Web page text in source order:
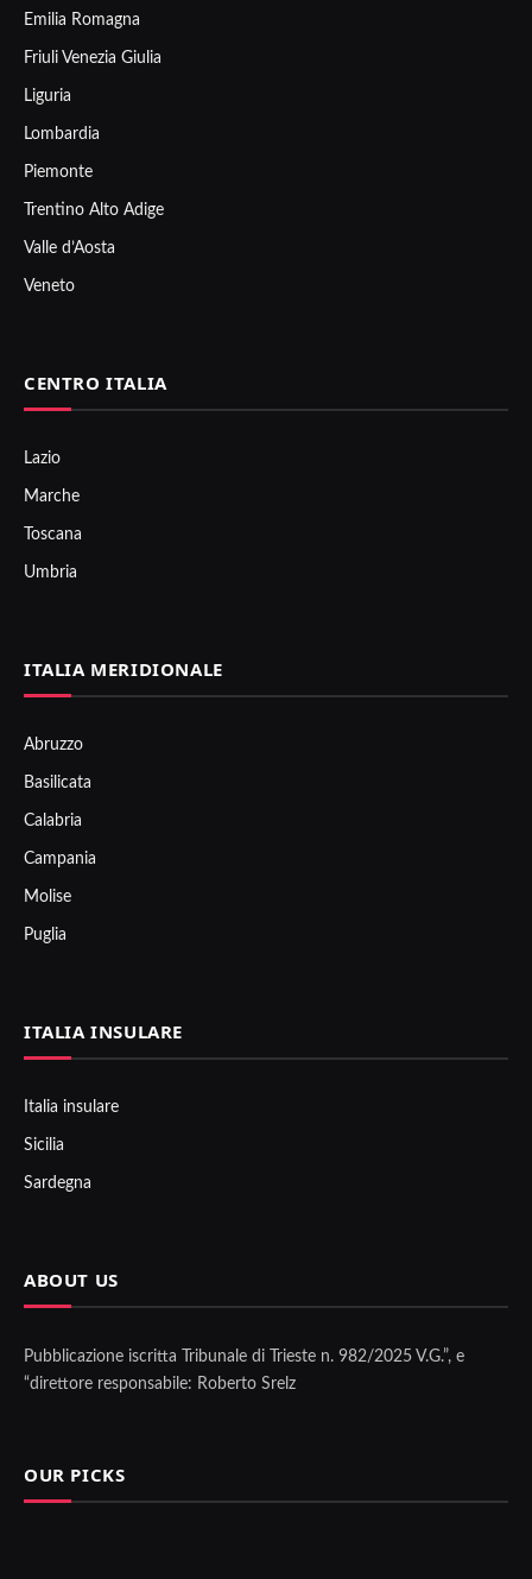
Emilia Romagna
Friuli Venezia Giulia
Liguria
Lombardia
Piemonte
Trentino Alto Adige
Valle d’Aosta
Veneto
CENTRO ITALIA
Lazio
Marche
Toscana
Umbria
ITALIA MERIDIONALE
Abruzzo
Basilicata
Calabria
Campania
Molise
Puglia
ITALIA INSULARE
Italia insulare
Sicilia
Sardegna
ABOUT US
Pubblicazione iscritta Tribunale di Trieste n. 982/2025 V.G.”, e
“direttore responsabile: Roberto Srelz
OUR PICKS